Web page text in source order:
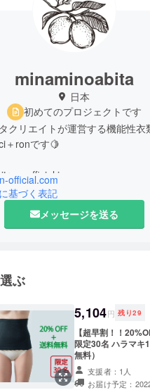
minaminoabita
日本
初めてのプロジェクトです
クリエイトが運営する機能性衣
＋ronです🍋
official.com
基づく表記
メッセージを送る
ぶ
5,104円 残り29
【超早割！！
限定30名 ハラマキ
無料）
支援者：1人
お届け予定：